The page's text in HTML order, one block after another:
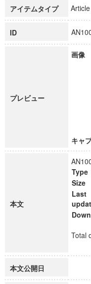
博士課程教育リー
アイテムタイプ Article
ID
プレビュー
画像
キャ
本文
Type
Size
Last
Total
本文公開日